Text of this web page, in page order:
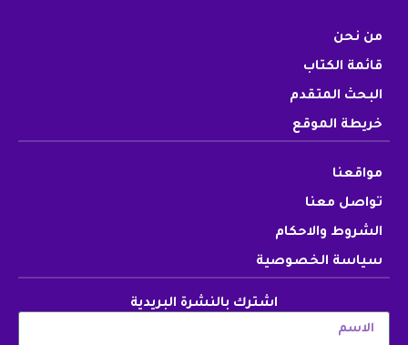
من نحن
قائمة الكتاب
البحث المتقدم
خريطة الموقع
مواقعنا
تواصل معنا
الشروط والاحكام
سياسة الخصوصية
اشترك بالنشرة البريدية